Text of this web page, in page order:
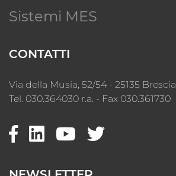
Sistemi MES
CONTATTI
Via della Musia, 52/54 - 25135 Brescia
Tel. 030.364030 r.a. - Fax 030.361730